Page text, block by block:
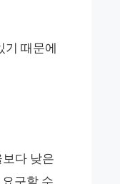
기 때문에
다 낮은